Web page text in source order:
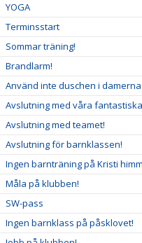
YOGA
Terminsstart
Sommar träning!
Brandlarm!
Använd inte duschen i
Avslutning med våra
Avslutning med teamet!
Avslutning för barnklassen!
Ingen barnträning på Kristi
Måla på klubben!
SW-pass
Ingen barnklass på påsklovet!